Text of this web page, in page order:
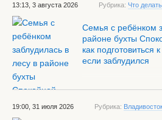
13:13, 3 августа 2026 Рубрика: Что делать
Семья с ребёнком
районе бухты
как подготовиться
если заблудился
19:00, 31 июля 2026 Рубрика: